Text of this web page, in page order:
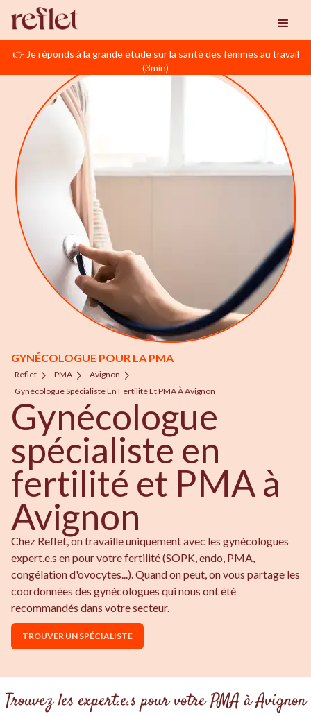
👉 Je réponds à la grande étude sur la santé des femmes au travail
(3min)
GYNÉCOLOGUE POUR LA PMA
Reflet PMA
Avignon
Gynécologue Spécialiste En Fertilité Et PMA À Avignon
Gynécologue
spécialiste en
fertilité et PMA à
Avignon
Chez Reflet, on travaille uniquement avec les gynécologues
expert.e.s en pour votre fertilité (SOPK, endo, PMA,
congélation d'ovocytes...). Quand on peut, on vous partage les
coordonnées des gynécologues qui nous ont été
recommandés dans votre secteur.
TROUVER UN SPÉCIALISTE
Trouvez les expert.e.s pour votre PMA à Avignon